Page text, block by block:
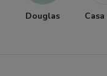
Douglas